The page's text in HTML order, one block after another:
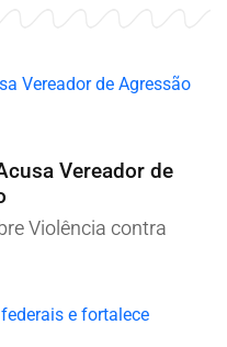
Vereador de
Violência contra